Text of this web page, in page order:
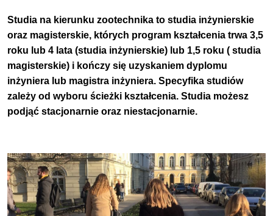
Studia na kierunku zootechnika to studia inżynierskie
oraz magisterskie, których program kształcenia trwa 3,5
roku lub 4 lata (studia inżynierskie) lub 1,5 roku ( studia
magisterskie) i kończy się uzyskaniem dyplomu
inżyniera lub magistra inżyniera. Specyfika studiów
zależy od wyboru ścieżki kształcenia. Studia możesz
podjąć stacjonarnie oraz niestacjonarnie.